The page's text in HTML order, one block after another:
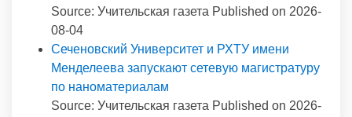
Source: Учительская газета Published on 2026-
08-04
Сеченовский Университет и РХТУ имени
Менделеева запускают сетевую магистратуру
по наноматериалам
Source: Учительская газета Published on 2026-